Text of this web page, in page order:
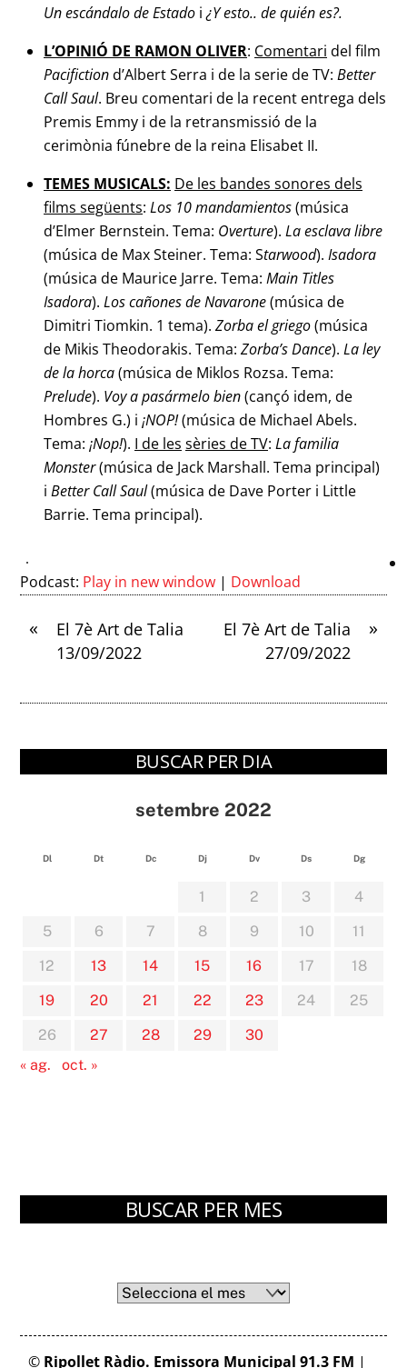
Un escándalo de Estado i¿Y esto.. de quién es?.
L’OPINIÓ DE RAMON OLIVER: Comentari del film
Pacifictiond’Albert Serra i de la serie de TV: Better
Call Saul. Breu comentari de la recent entrega dels
Premis Emmy i de la retransmissió de la
cerimònia fúnebre de la reina Elisabet II.
TEMES MUSICALS: De les bandes sonores dels
films següents: Los 10 mandamientos(música
d’Elmer Bernstein. Tema: Overture). La esclava libre
(música de Max Steiner. Tema: Starwood). Isadora
(música de Maurice Jarre. Tema: Main Titles
Isadora). Los cañones de Navarone(música de
Dimitri Tiomkin. 1 tema). Zorba el griego(música
de Mikis Theodorakis. Tema: Zorba’s Dance). La ley
de la horca(música de Miklos Rozsa. Tema:
Prelude). Voy a pasármelobien(cançó idem, de
Hombres G.) i ¡NOP!(música de Michael Abels.
Tema: ¡Nop!). I de les sèries de TV: La familia
Monster(música de Jack Marshall. Tema principal)
i Better Call Saul(música de Dave Porter i Little
Barrie. Tema principal).
Podcast: Play in new window | Download
«
El 7è Art de Talia
13/09/2022
»
El 7è Art de Talia
27/09/2022
BUSCAR PER DIA
setembre 2022
Dl Dt Dc Dj Dv Ds Dg
1 2 3
4
5
6 7 8 9 10
11
12
13 14 15 16 17
18
19
20 21 22 23 24
25
26
27 28 29
30
« ag.
oct. »
BUSCAR PER MES
Arxius
© Ripollet Ràdio. Emissora Municipal 91.3 FM |